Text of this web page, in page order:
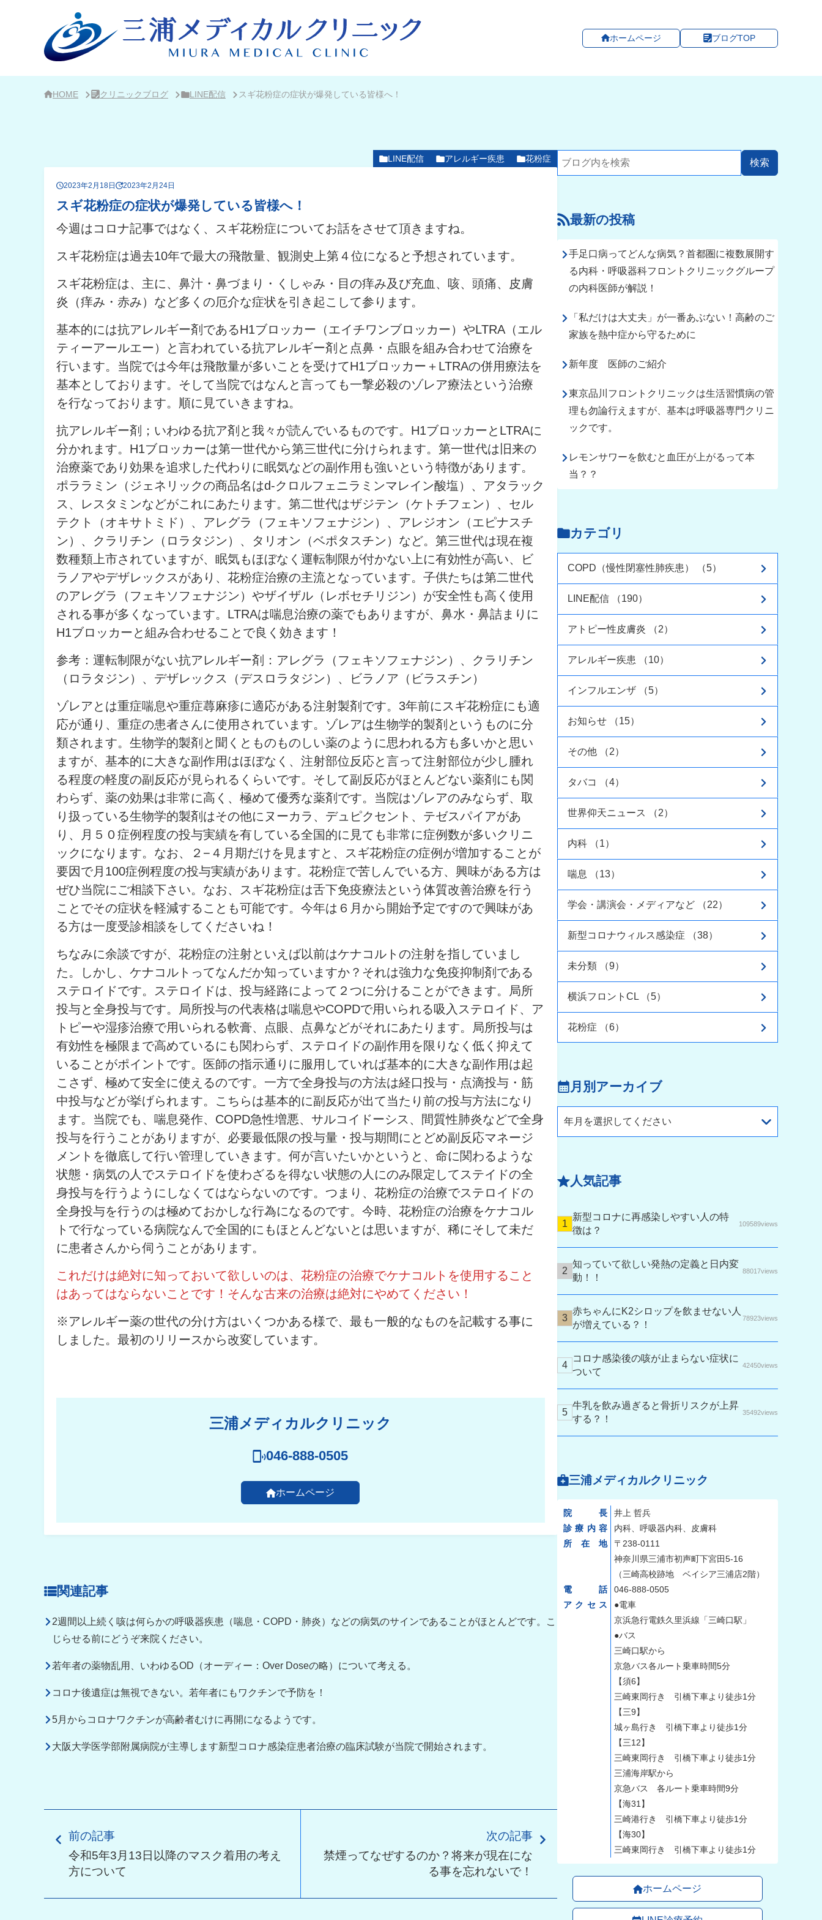
ッ
ホームページ ブログTOP
HOME クリニックブログ LINE配信 スギ花粉症の症状が爆発している皆様へ！
LINE配信 アレルギー疾患 花粉症
2023年2月18日 2023年2月24日
スギ花粉症の症状が爆発している皆様へ！
今週はコロナ記事ではなく、スギ花粉症についてお話をさせて頂きますね。
スギ花粉症は過去10年で最大の飛散量、観測史上第４位になると予想されています。
スギ花粉症は、主に、鼻汁・鼻づまり・くしゃみ・目の痒み及び充血、咳、頭痛、皮膚
炎（痒み・赤み）など多くの厄介な症状を引き起こして参ります。
基本的には抗アレルギー剤であるH1ブロッカー（エイチワンブロッカー）やLTRA（エル
ティーアールエー）と言われている抗アレルギー剤と点鼻・点眼を組み合わせて治療を
行います。当院では今年は飛散量が多いことを受けてH1ブロッカー＋LTRAの併用療法を
基本としております。そして当院ではなんと言っても一撃必殺のゾレア療法という治療
を行なっております。順に見ていきますね。
抗アレルギー剤；いわゆる抗ア剤と我々が読んでいるものです。H1ブロッカーとLTRAに
分かれます。H1ブロッカーは第一世代から第三世代に分けられます。第一世代は旧来の
治療薬であり効果を追求した代わりに眠気などの副作用も強いという特徴があります。
ポララミン（ジェネリックの商品名はd-クロルフェニラミンマレイン酸塩）、アタラック
ス、レスタミンなどがこれにあたります。第二世代はザジテン（ケトチフェン）、セル
テクト（オキサトミド）、アレグラ（フェキソフェナジン）、アレジオン（エピナスチ
ン）、クラリチン（ロラタジン）、タリオン（ベポタスチン）など。第三世代は現在複
数種類上市されていますが、眠気もほぼなく運転制限が付かない上に有効性が高い、ビ
ラノアやデザレックスがあり、花粉症治療の主流となっています。子供たちは第二世代
のアレグラ（フェキソフェナジン）やザイザル（レボセチリジン）が安全性も高く使用
される事が多くなっています。LTRAは喘息治療の薬でもありますが、鼻水・鼻詰まりに
H1ブロッカーと組み合わせることで良く効きます！
参考：運転制限がない抗アレルギー剤：アレグラ（フェキソフェナジン）、クラリチン
（ロラタジン）、デザレックス（デスロラタジン）、ビラノア（ビラスチン）
ゾレアとは重症喘息や重症蕁麻疹に適応がある注射製剤です。3年前にスギ花粉症にも適
応が通り、重症の患者さんに使用されています。ゾレアは生物学的製剤というものに分
類されます。生物学的製剤と聞くとものものしい薬のように思われる方も多いかと思い
ますが、基本的に大きな副作用はほぼなく、注射部位反応と言って注射部位が少し腫れ
る程度の軽度の副反応が見られるくらいです。そして副反応がほとんどない薬剤にも関
わらず、薬の効果は非常に高く、極めて優秀な薬剤です。当院はゾレアのみならず、取
り扱っている生物学的製剤はその他にヌーカラ、デュピクセント、テゼスパイアがあ
り、月５０症例程度の投与実績を有している全国的に見ても非常に症例数が多いクリニ
ックになります。なお、２−４月期だけを見ますと、スギ花粉症の症例が増加することが
要因で月100症例程度の投与実績があります。花粉症で苦しんでいる方、興味がある方は
ぜひ当院にご相談下さい。なお、スギ花粉症は舌下免疫療法という体質改善治療を行う
ことでその症状を軽減することも可能です。今年は６月から開始予定ですので興味があ
る方は一度受診相談をしてくださいね！
ちなみに余談ですが、花粉症の注射といえば以前はケナコルトの注射を指していまし
た。しかし、ケナコルトってなんだか知っていますか？それは強力な免疫抑制剤である
ステロイドです。ステロイドは、投与経路によって２つに分けることができます。局所
投与と全身投与です。局所投与の代表格は喘息やCOPDで用いられる吸入ステロイド、ア
トピーや湿疹治療で用いられる軟膏、点眼、点鼻などがそれにあたります。局所投与は
有効性を極限まで高めているにも関わらず、ステロイドの副作用を限りなく低く抑えて
いることがポイントです。医師の指示通りに服用していれば基本的に大きな副作用は起
こさず、極めて安全に使えるのです。一方で全身投与の方法は経口投与・点滴投与・筋
中投与などが挙げられます。こちらは基本的に副反応が出て当たり前の投与方法になり
ます。当院でも、喘息発作、COPD急性増悪、サルコイドーシス、間質性肺炎などで全身
投与を行うことがありますが、必要最低限の投与量・投与期間にとどめ副反応マネージ
メントを徹底して行い管理していきます。何が言いたいかというと、命に関わるような
状態・病気の人でステロイドを使わざるを得ない状態の人にのみ限定してステイドの全
身投与を行うようにしなくてはならないのです。つまり、花粉症の治療でステロイドの
全身投与を行うのは極めておかしな行為になるのです。今時、花粉症の治療をケナコル
トで行なっている病院なんで全国的にもほとんどないとは思いますが、稀にそして未だ
に患者さんから伺うことがあります。
これだけは絶対に知っておいて欲しいのは、花粉症の治療でケナコルトを使用すること
はあってはならないことです！そんな古来の治療は絶対にやめてください！
※アレルギー薬の世代の分け方はいくつかある様で、最も一般的なものを記載する事に
しました。最初のリリースから改変しています。
三浦メディカルクリニック
046-888-0505
ホームページ
関連記事
2週間以上続く咳は何らかの呼吸器疾患（喘息・COPD・肺炎）などの病気のサインであることがほとんどです。こ
じらせる前にどうぞ来院ください。
若年者の薬物乱用、いわゆるOD（オーディー：Over Doseの略）について考える。
コロナ後遺症は無視できない。若年者にもワクチンで予防を！
5月からコロナワクチンが高齢者むけに再開になるようです。
大阪大学医学部附属病院が主導します新型コロナ感染症患者治療の臨床試験が当院で開始されます。
前の記事
令和5年3月13日以降のマスク着用の考え
方について
次の記事
禁煙ってなぜするのか？将来が現在にな
る事を忘れないで！
最新の投稿
手足口病ってどんな病気？首都圏に複数展開す
る内科・呼吸器科フロントクリニックグループ
の内科医師が解説！
「私だけは大丈夫」が一番あぶない！高齢のご
家族を熱中症から守るために
新年度 医師のご紹介
東京品川フロントクリニックは生活習慣病の管
理も勿論行えますが、基本は呼吸器専門クリニ
ックです。
レモンサワーを飲むと血圧が上がるって本
当？？
カテゴリ
COPD（慢性閉塞性肺疾患） （5）
LINE配信 （190）
アトピー性皮膚炎 （2）
アレルギー疾患 （10）
インフルエンザ （5）
お知らせ （15）
その他 （2）
タバコ （4）
世界仰天ニュース （2）
内科 （1）
喘息 （13）
学会・講演会・メディアなど （22）
新型コロナウィルス感染症 （38）
未分類 （9）
横浜フロントCL （5）
花粉症 （6）
月別アーカイブ
年月を選択してください
人気記事
新型コロナに再感染しやすい人の特
徴は？
109589views
知っていて欲しい発熱の定義と日内変
動！！
88017views
赤ちゃんにK2シロップを飲ませない人
が増えている？！
78923views
コロナ感染後の咳が止まらない症状に
ついて
42450views
牛乳を飲み過ぎると骨折リスクが上昇
する？！
35492views
三浦メディカルクリニック
院長
井上 哲兵
診療内容
内科、呼吸器内科、皮膚科
所在地
〒238-0111
神奈川県三浦市初声町下宮田5-16
（三崎高校跡地 ベイシア三浦店2階）
電話
046-888-0505
アクセス
●電車
京浜急行電鉄久里浜線「三崎口駅」
●バス
三崎口駅から
京急バス各ルート乗車時間5分
【須6】
三崎東岡行き 引橋下車より徒歩1分
【三9】
城ヶ島行き 引橋下車より徒歩1分
【三12】
三崎東岡行き 引橋下車より徒歩1分
三浦海岸駅から
京急バス 各ルート乗車時間9分
【海31】
三崎港行き 引橋下車より徒歩1分
【海30】
三崎東岡行き 引橋下車より徒歩1分
ホームページ